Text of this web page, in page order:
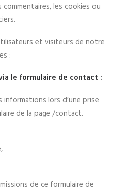
les cookies ou
et visiteurs de notre
:
le formulaire de contact :
lors d’une prise
de la page /contact.
de ce formulaire de